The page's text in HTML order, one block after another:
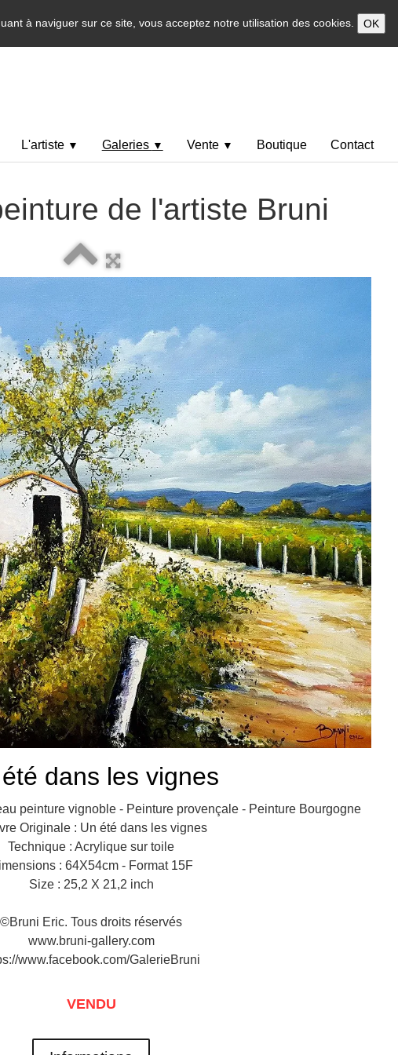
à naviguer sur ce site, vous acceptez notre utilisation des cookies. OK
L'artiste ▼ Galeries ▼ Vente ▼ Boutique Contact
de l'artiste Bruni
dans les vignes
peinture vignoble - Peinture provençale - Peinture Bourgogne
Originale : Un été dans les vignes
Technique : Acrylique sur toile
: 64X54cm - Format 15F
Size : 25,2 X 21,2 inch
©Bruni Eric. Tous droits réservés
www.bruni-gallery.com
www.facebook.com/GalerieBruni
VENDU